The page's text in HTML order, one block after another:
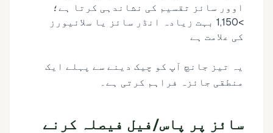
اوور سائز تقسیم کی نشاندہی کرتا ہے؛
>1,150 بہت زیادہ انڈر سائز یا سلائیورز
کی علامت ہے
یہ تیز جانچ آپ کو چیک دینے سے پہلے ایک
منطقی جائزہ فراہم کرتی ہے۔
سائز پر پاس/فیل فیصلہ کرنے